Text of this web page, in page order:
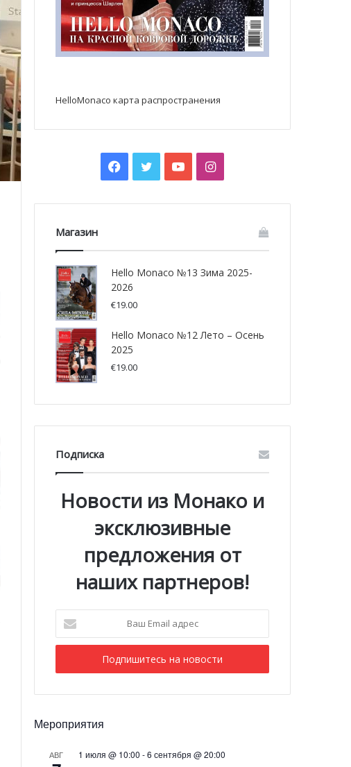
HelloMonaco карта распространения
Facebook
TwitterYouTubeInstagram
Магазин
Hello Monaco №13 Зима 2025-
2026
€19.00
Hello Monaco №12 Лето – Осень
2025
€19.00
Подписка
Новости из Монако и
эксклюзивные
предложения от
наших партнеров!
Email
адрес
Мероприятия
АВГ 1 июля @ 10:00 -6 сентября @ 20:00